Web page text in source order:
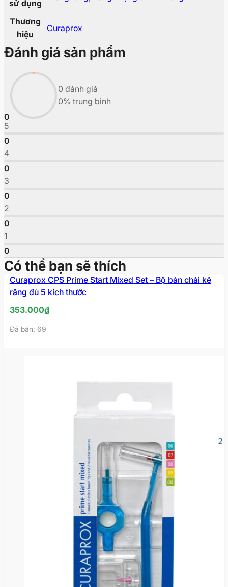
sử dụng
Thương
hiệu
Curaprox
Đánh giá sản phẩm
0
0 đánh giá
0% trung bình
5
0
4
0
3
0
2
0
1
0
Có thể bạn sẽ thích
Curaprox CPS Prime Start Mixed Set – Bộ bàn chải kẽ
răng đủ 5 kích thước
353.000₫
Đã bán: 69